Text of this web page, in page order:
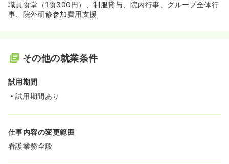
職員食堂（1食300円）、制服貸与、院内行事、グループ全体行
事、院外研修参加費用支援
その他の就業条件
試用期間
試用期間あり
仕事内容の変更範囲
看護業務全般